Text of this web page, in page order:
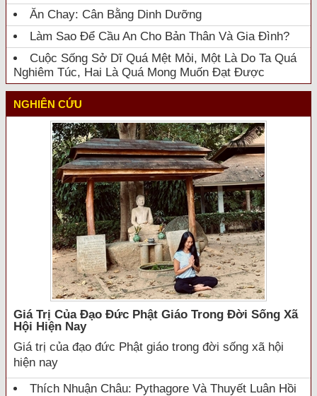
Ăn Chay: Cân Bằng Dinh Dưỡng
Làm Sao Để Cầu An Cho Bản Thân Và Gia Đình?
Cuộc Sống Sở Dĩ Quá Mệt Mỏi, Một Là Do Ta Quá
Nghiêm Túc, Hai Là Quá Mong Muốn Đạt Được
NGHIÊN CỨU
Giá Trị Của Đạo Đức Phật Giáo Trong Đời Sống Xã
Hội Hiện Nay
Giá trị của đạo đức Phật giáo trong đời sống xã hội
hiện nay
Thích Nhuận Châu: Pythagore Và Thuyết Luân Hồi